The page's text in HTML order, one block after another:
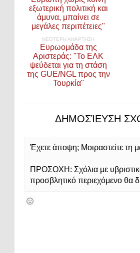
εξωτερική πολιτική και
άμυνα, μπαίνει σε
μεγάλες περιπέτειες"
ΝΕΌΤΕΡΗ ΑΝΆΡΤΗΣΗ
Ευρωομάδα της
Αριστεράς: "Το ΕΛΚ
ψεύδεται για τη στάση
της GUE/NGL προς την
Τουρκία"
ΔΗΜΟΣΊΕΥΣΗ
Έχετε άποψη; Μοιραστείτε τη
ΠΡΟΣΟΧΗ: Σχόλια με
προσβλητικό περιεχόμενο θα